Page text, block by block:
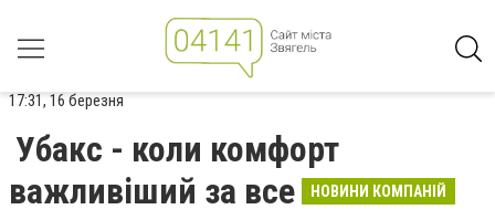
17:31, 16 березня
Убакс - коли комфорт
важливіший за все
НОВИНИ КОМПАНІЙ